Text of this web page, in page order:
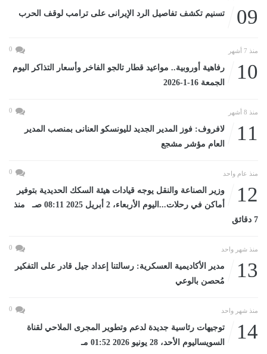
09 تسنيم تكشف تفاصيل الرد الإيرانى على ترامب لوقف الحرب
منذ 7 أشهر 0
10
رفاهية أوروبية.. مواعيد قطار تالجو الفاخر وأسعار التذاكر اليوم
الجمعة 16-1-2026
منذ 8 أشهر 0
11
لافروف: فوز المدير الجديد لليونسكو العنانى بمنصب المدير
العام مؤشر مشجع
منذ عام واحد 0
12
وزير الصناعة والنقل يوجه قيادات هيئة السكك الحديدية بتوفير
أماكن في رحلات...اليوم الأربعاء، 2 أبريل 2025 08:11 صـ منذ
7 دقائق
منذ شهر واحد 0
13
مدير الأكاديمية العسكرية: رسالتنا إعداد جيل قادر على التفكير
مُحصن بالوعي
منذ شهر واحد 0
14
توجيهات رئاسية جديدة لدعم وتطوير المجرى الملاحي لقناة
السويساليوم الأحد، 28 يونيو 2026 01:52 مـ